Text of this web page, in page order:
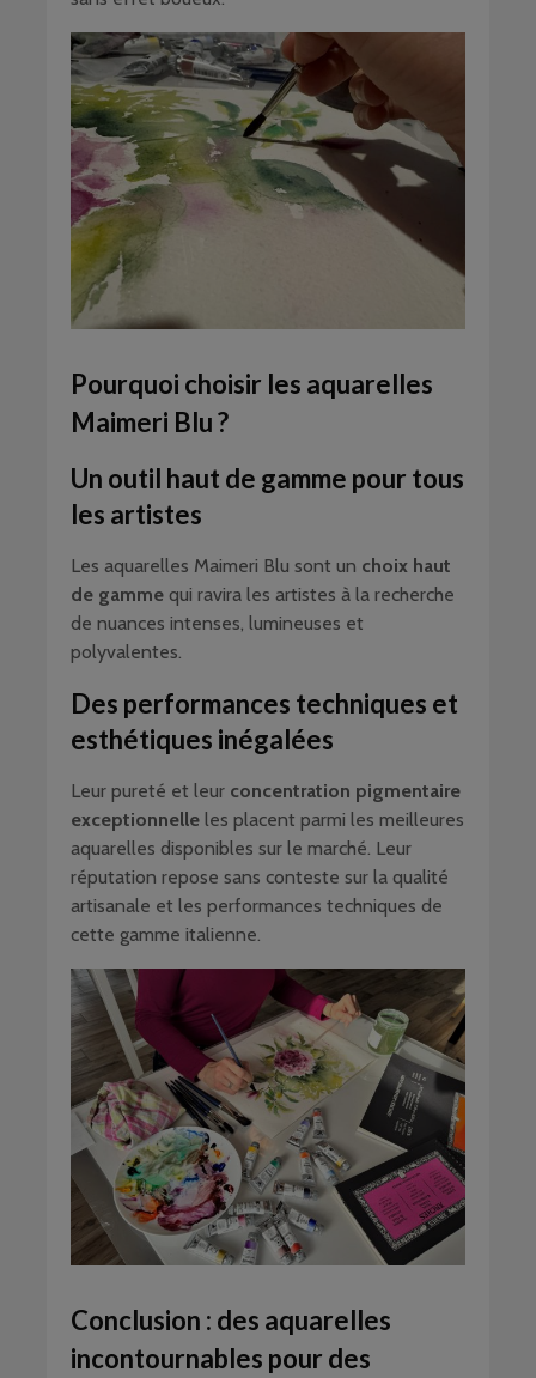
Pourquoi choisir les aquarelles
Maimeri Blu ?
Un outil haut de gamme pour tous
les artistes
Les aquarelles Maimeri Blu sont un choix haut
de gamme qui ravira les artistes à la recherche
de nuances intenses, lumineuses et
polyvalentes.
Des performances techniques et
esthétiques inégalées
Leur pureté et leur concentration pigmentaire
exceptionnelle les placent parmi les meilleures
aquarelles disponibles sur le marché. Leur
réputation repose sans conteste sur la qualité
artisanale et les performances techniques de
cette gamme italienne.
Conclusion : des aquarelles
incontournables pour des